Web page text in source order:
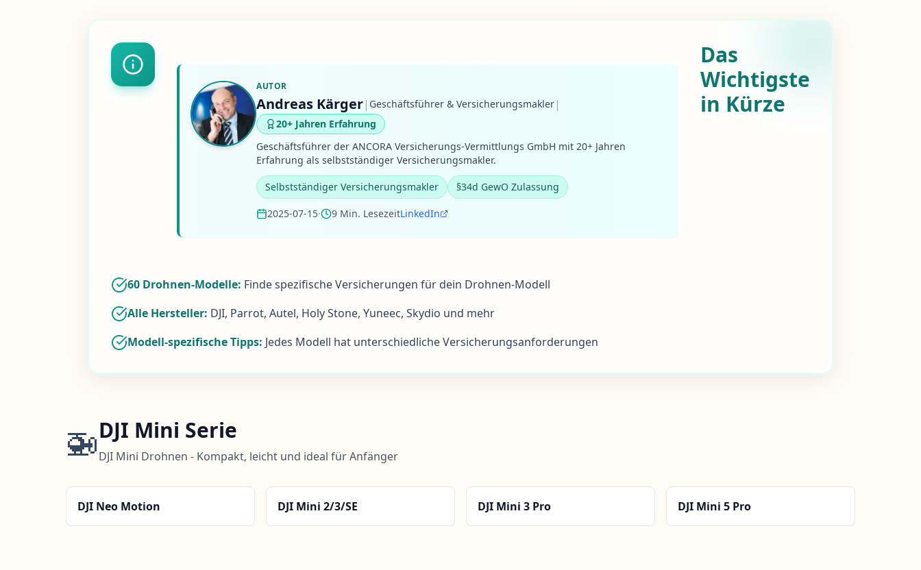
AUTOR
Andreas Kärger| Geschäftsführer & Versicherungsmakler |
20+ Jahren Erfahrung
Geschäftsführer der ANCORA Versicherungs-Vermittlungs GmbH mit 20+ Jahren
Erfahrung als selbstständiger Versicherungsmakler.
Selbstständiger Versicherungsmakler §34d GewO Zulassung
2025-07-15· 9 Min. LesezeitLinkedIn
Das
Wichtigste
in Kürze
60 Drohnen-Modelle: Findespezifische Versicherungen für dein Drohnen-Modell
Alle Hersteller: DJI, Parrot, Autel, Holy Stone, Yuneec, Skydio und mehr
Modell-spezifische Tipps: Jedes Modell hat unterschiedliche Versicherungsanforderungen
🚁DJI Mini Serie
DJI Mini Drohnen - Kompakt, leicht und ideal für Anfänger
DJI Neo Motion DJI Mini 2/3/SE DJI Mini 3 Pro DJI Mini 5 Pro